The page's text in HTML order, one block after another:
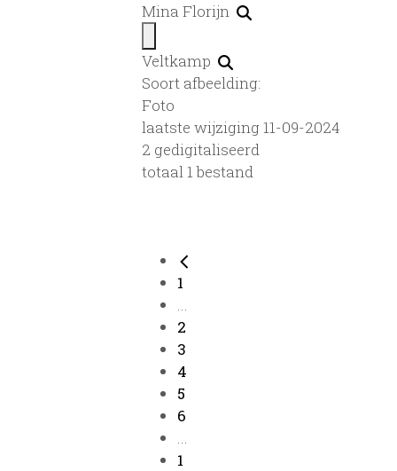
Mina Florijn
Veltkamp
Soort afbeelding:
Foto
laatste wijziging 11-09-2024
2 gedigitaliseerd
totaal 1 bestand
1
...
2
3
4
5
6
...
1